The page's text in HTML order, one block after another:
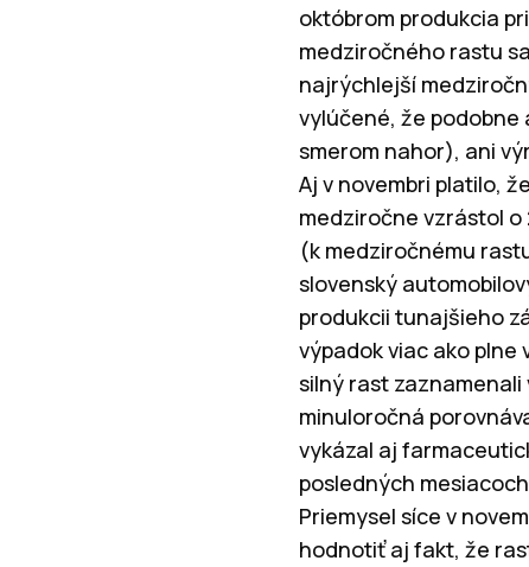
októbrom produkcia
medziročného rastu
najrýchlejší
vylúčené, že podobne
smerom nahor), ani
Aj v novembri platilo,
medziročne vzrástol o
(k medziročnému
slovenský
produkcii tunajšieho
výpadok viac ako plne
silný rast
minuloročná
vykázal aj
posledných
Priemysel síce v
hodnotiť aj fakt, že